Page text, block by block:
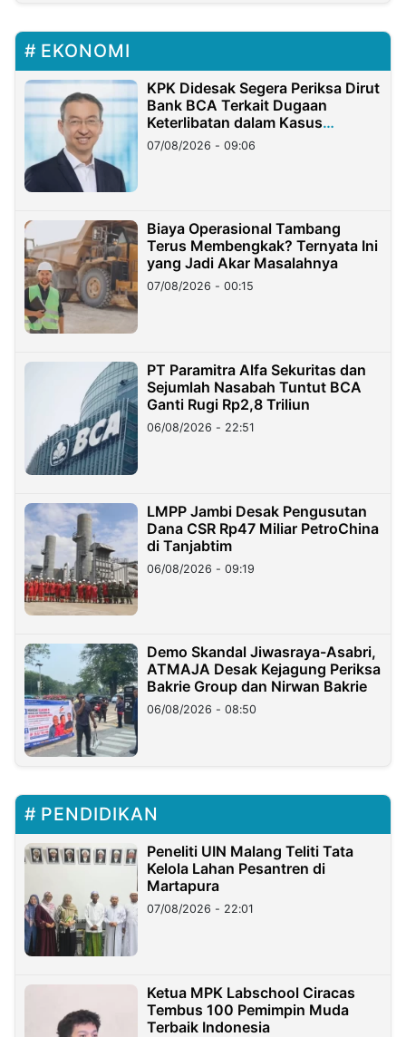
EKONOMI
KPK Didesak Segera Periksa Dirut
Bank BCA Terkait Dugaan
Keterlibatan dalam Kasus
Hilangnya Dana Nasabah Rp2,58
Miliar
07/08/2026 - 09:06
Biaya Operasional Tambang
Terus Membengkak? Ternyata Ini
yang Jadi Akar Masalahnya
07/08/2026 - 00:15
PT Paramitra Alfa Sekuritas dan
Sejumlah Nasabah Tuntut BCA
Ganti Rugi Rp2,8 Triliun
06/08/2026 - 22:51
LMPP Jambi Desak Pengusutan
Dana CSR Rp47 Miliar PetroChina
di Tanjabtim
06/08/2026 - 09:19
Demo Skandal Jiwasraya-Asabri,
ATMAJA Desak Kejagung Periksa
Bakrie Group dan Nirwan Bakrie
06/08/2026 - 08:50
PENDIDIKAN
Peneliti UIN Malang Teliti Tata
Kelola Lahan Pesantren di
Martapura
07/08/2026 - 22:01
Ketua MPK Labschool Ciracas
Tembus 100 Pemimpin Muda
Terbaik Indonesia